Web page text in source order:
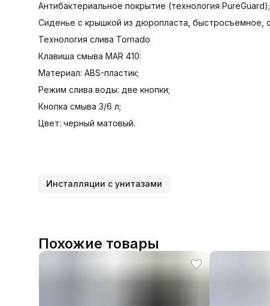
Антибактериальное покрытие (технология PureGuard);
Cиденье с крышкой из дюропласта, быстросъемное,
Технология слива Tornado
Клавиша смыва MAR 410:
Материал: ABS-пластик;
Режим слива воды: две кнопки;
Кнопка смыва 3/6 л;
Цвет: черный матовый.
Инсталляции с унитазами
Похожие товары